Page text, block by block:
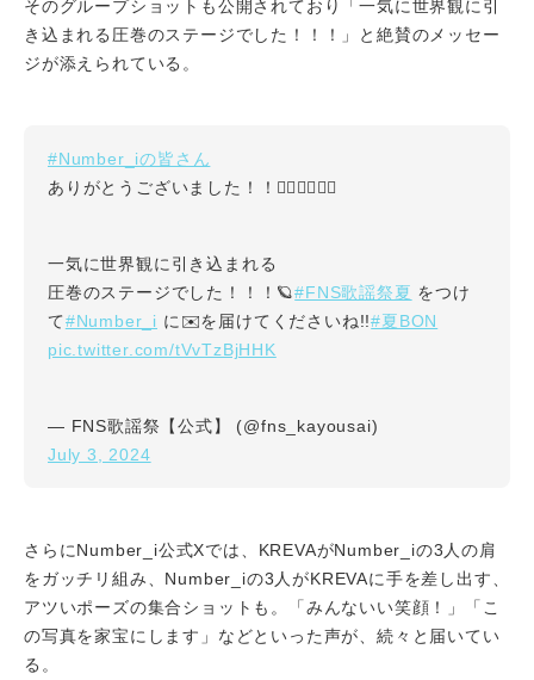
そのグループショットも公開されており「一気に世界観に引
き込まれる圧巻のステージでした！！！」と絶賛のメッセー
ジが添えられている。
#Number_iの皆さん
ありがとうございました！！❤️‍🔥❤️‍🔥❤️‍🔥
一気に世界観に引き込まれる
圧巻のステージでした！！！🪐#FNS歌謡祭夏 をつけ
て#Number_i に✉️を届けてくださいね!!#夏BON
pic.twitter.com/tVvTzBjHHK
— FNS歌謡祭【公式】 (@fns_kayousai)
July 3, 2024
さらにNumber_i公式Xでは、KREVAがNumber_iの3人の肩
をガッチリ組み、Number_iの3人がKREVAに手を差し出す、
アツいポーズの集合ショットも。「みんないい笑顔！」「こ
の写真を家宝にします」などといった声が、続々と届いてい
る。